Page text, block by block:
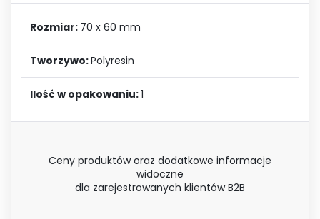
Rozmiar: 70 x 60 mm
Tworzywo:Polyresin
Ilość w opakowaniu:1
Ceny produktów oraz dodatkowe informacje
widoczne
dla zarejestrowanych klientów B2B